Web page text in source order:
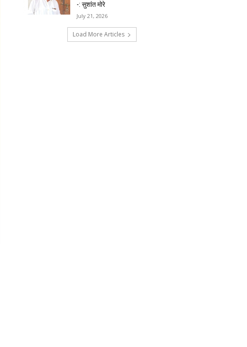
-: सुशांत मोरे
July 21, 2026
Load More Articles